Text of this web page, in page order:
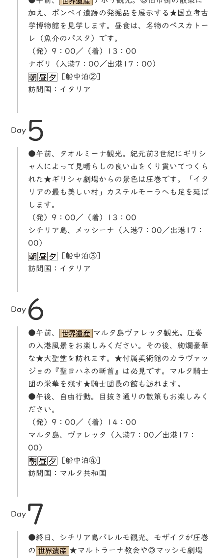
加え、ポンペイ遺跡の発掘品を展示する★国立考古
学博物館を見学します。昼食は、名物のペスカトー
レ（魚介のパスタ）です。
（発）9：00／（着）13：00
ナポリ（入港7：00／出港17：00）
［船中泊②］
訪問国：イタリア
Day 5
●午前、タオルミーナ観光。紀元前3世紀にギリシ
ャ人によって見晴らしの良い山をくり貫いてつくら
れた★ギリシャ劇場からの景色は圧巻です。「イタ
リアの最も美しい村」カステルモーラへも足を延ば
します。
（発）9：00／（着）13：00
シチリア島、メッシーナ（入港7：00／出港17：
00）
［船中泊③］
訪問国：イタリア
Day 6
●午前、
マルタ島ヴァレッタ観光。圧巻
の入港風景をお楽しみください。その後、絢爛豪華
な★大聖堂を訪れます。★付属美術館のカラヴァッ
ジョの『聖ヨハネの斬首』は必見です。マルタ騎士
団の栄華を残す★騎士団長の館も訪れます。
●午後、自由行動。目抜き通りの散策もお楽しみく
ださい。
（発）9：00／（着）14：00
マルタ島、ヴァレッタ（入港7：00／出港17：
00）
［船中泊④］
訪問国：マルタ共和国
Day 7
●終日、シチリア島パレルモ観光。モザイクが圧巻
の
★マルトラーナ教会や◎マッシモ劇場